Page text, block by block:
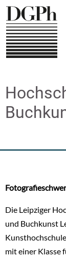
Direkt
zum
Inhalt
Die Leipziger
und Buchkunst
mit einer Klasse